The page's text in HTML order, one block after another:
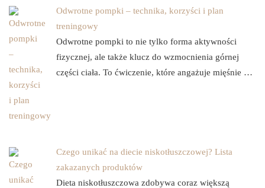
Odwrotne pompki – technika, korzyści i plan
treningowy
Odwrotne pompki to nie tylko forma aktywności
fizycznej, ale także klucz do wzmocnienia górnej
części ciała. To ćwiczenie, które angażuje mięśnie …
Czego unikać na diecie niskotłuszczowej? Lista
zakazanych produktów
Dieta niskotłuszczowa zdobywa coraz większą